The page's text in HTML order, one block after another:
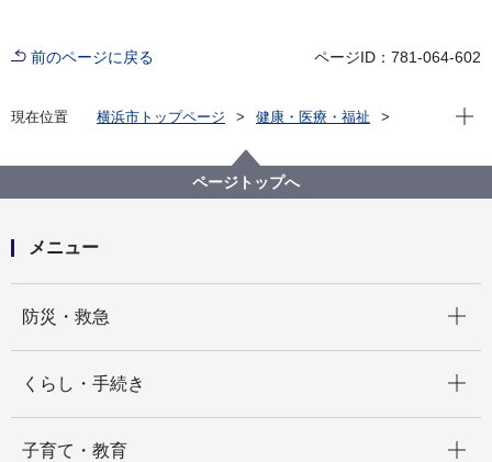
前のページに戻る ページID：781-064-602
現在位置 横浜市トップページ
健康・医療・福祉
障害者差別解消法への対応
知的障害
（障害者差別事例10）知的障害 学校等
現在
ページトップへ
メニュー
防災・救急
くらし・手続き
子育て・教育